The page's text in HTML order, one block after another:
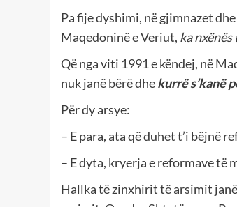
Pa fije dyshimi, në gjimnazet
Maqedoninë e Veriut, ka
Që nga viti 1991 e këndej, në
nuk janë bërë dhekurrë s’kanë
Për dy arsye:
– E para, ata që duhet t’i bëjnë
– E dyta, kryerja e reformave të
Hallka të zinxhirit të arsimit